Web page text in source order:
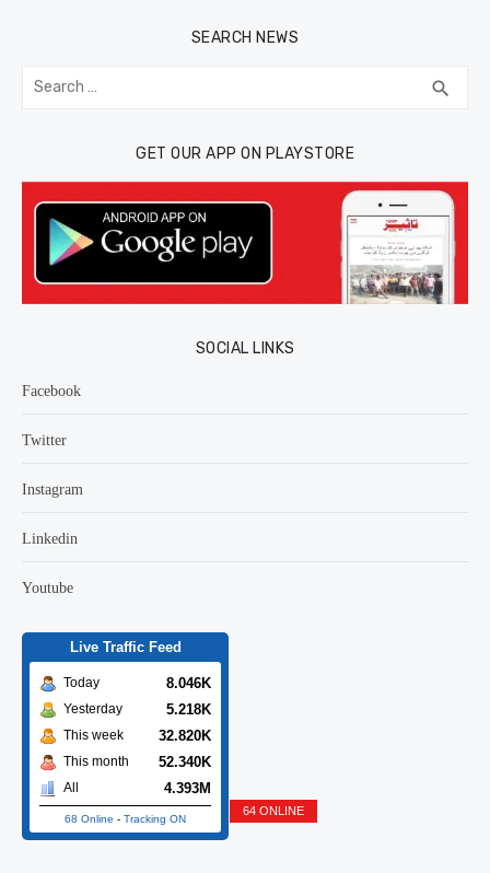
SEARCH NEWS
Search
for: search
GET OUR APP ON PLAYSTORE
SOCIAL LINKS
Facebook
Twitter
Instagram
Linkedin
Youtube
Live Traffic Feed
Today 8.046K
Yesterday 5.218K
This week 32.820K
This month 52.340K
All 4.393M
68 Online - Tracking ON
64 ONLINE